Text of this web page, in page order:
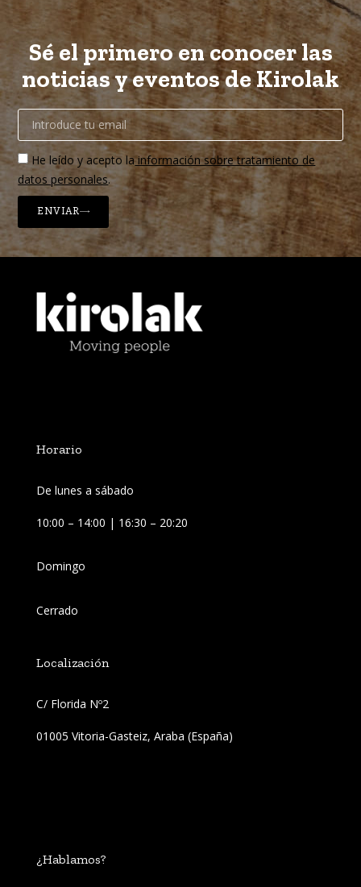
Sé el primero en conocer las
noticias y eventos de Kirolak
He leído y acepto lainformación sobre tratamiento de
datos personales.
ENVIAR
Horario
De lunes a sábado
10:00 – 14:00 | 16:30 – 20:20
Domingo
Cerrado
Localización
C/ Florida Nº2
01005 Vitoria-Gasteiz, Araba (España)
¿Hablamos?